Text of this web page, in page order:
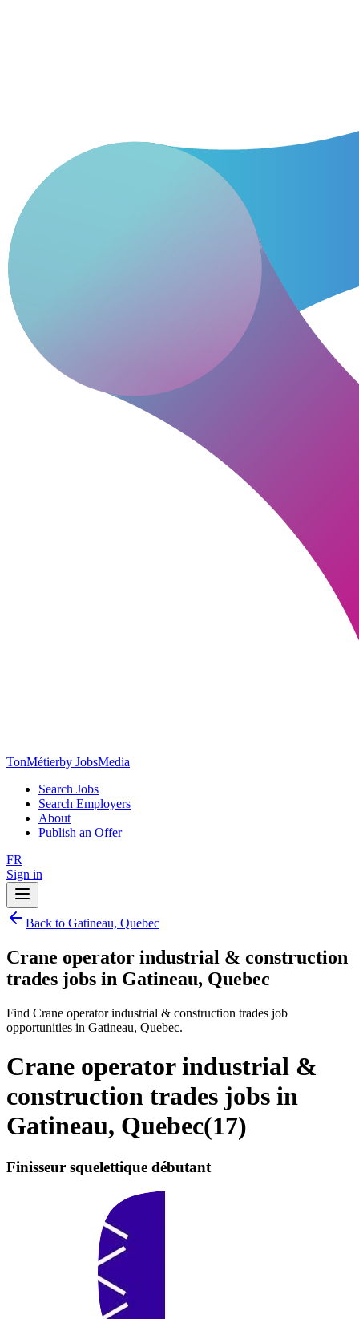
TonMétierby JobsMedia
Search Jobs
Search Employers
About
Publish an Offer
FR
Sign in
Back to Gatineau, Quebec
Crane operator industrial & construction
trades jobs in Gatineau, Quebec
Find Crane operator industrial & construction trades job
opportunities in Gatineau, Quebec.
Crane operator industrial &
construction trades jobs in
Gatineau, Quebec(17)
Finisseur squelettique débutant